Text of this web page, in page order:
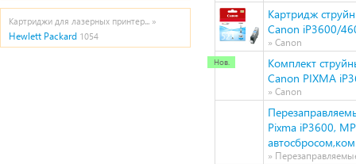
Картриджи для лазерных принтер... »
Hewlett Packard 1054
Картридж
Canon iP3600/
» Canon
Комплект
Canon PIXMA
» Canon
Pixma iP3600,
»